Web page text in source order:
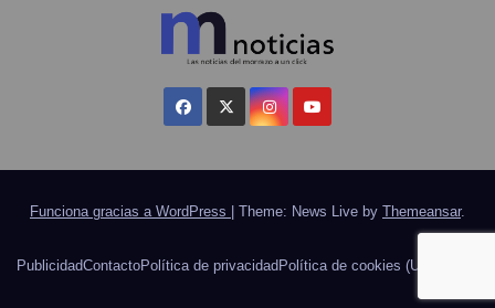
Funciona gracias a WordPress Theme: News Live by Themeansar.
PublicidadContactoPolítica de privacidadPolítica de cookies (UE)